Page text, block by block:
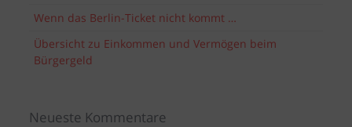
Wenn das Berlin-Ticket nicht kommt …
Übersicht zu Einkommen und Vermögen beim
Bürgergeld
Neueste Kommentare